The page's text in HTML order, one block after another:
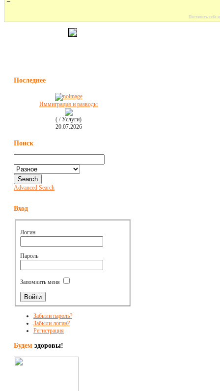
Поставить себе
Последнее
Иммиграция и разводы
( / Услуги)
20.07.2026
Поиск
Advanced Search
Вход
Логин
Пароль
Запомнить меня
Забыли пароль?
Забыли логин?
Регистрация
Будем здоровы!